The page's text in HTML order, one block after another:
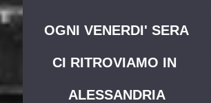
OGNI VENERDI' SERA
CI RITROVIAMO IN
ALESSANDRIA